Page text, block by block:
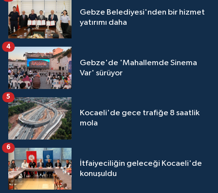
Gebze Belediyesi'nden bir hizmet
yatırımı daha
Gebze'de 'Mahallemde Sinema
Var' sürüyor
4
Kocaeli'de gece trafiğe 8 saatlik
mola
5
İtfaiyeciliğin geleceği Kocaeli'de
konuşuldu
6